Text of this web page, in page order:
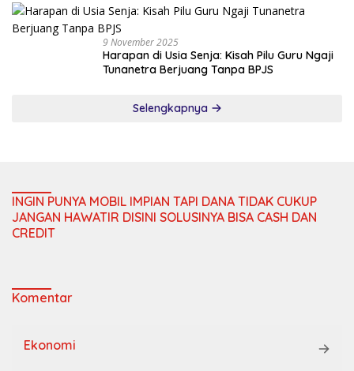
9 November 2025
Harapan di Usia Senja: Kisah Pilu Guru Ngaji
Tunanetra Berjuang Tanpa BPJS
Selengkapnya
INGIN PUNYA MOBIL IMPIAN TAPI DANA TIDAK CUKUP
JANGAN HAWATIR DISINI SOLUSINYA BISA CASH DAN
CREDIT
Komentar
Ekonomi